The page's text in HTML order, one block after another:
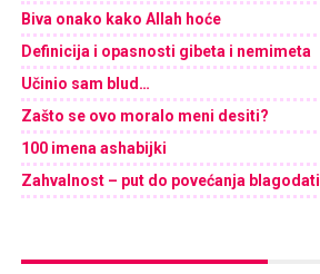
Biva onako kako Allah hoće
Definicija i opasnosti gibeta i nemimeta
Učinio sam blud…
Zašto se ovo moralo meni desiti?
100 imena ashabijki
Zahvalnost – put do povećanja blagodati